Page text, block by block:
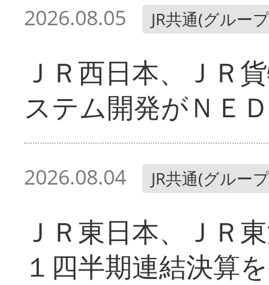
2026.08.05 JR共通(グルー
ＪＲ西日本、ＪＲ
ステム開発がＮＥ
2026.08.04 JR共通(グルー
ＪＲ東日本、ＪＲ
１四半期連結決算